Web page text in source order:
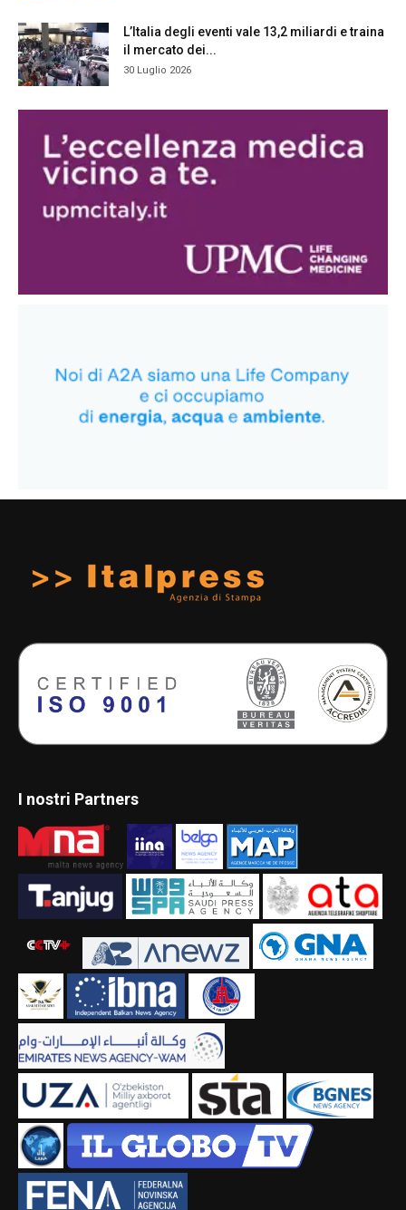
L’Italia degli eventi vale 13,2 miliardi e traina
il mercato dei...
30 Luglio 2026
I nostri Partners